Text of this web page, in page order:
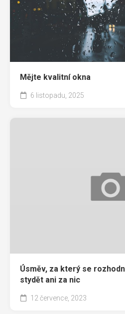
Mějte kvalitní okna
6 listopadu, 2025
Úsměv, za který se
stydět ani za nic
12 července, 2023